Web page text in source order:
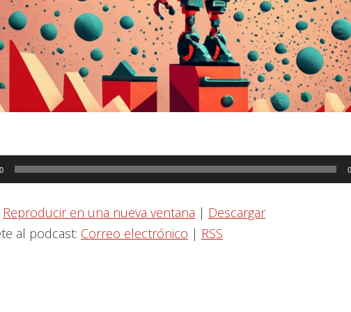
Reproducir en una nueva ventana | Descargar
al podcast: Correo electrónico | RSS